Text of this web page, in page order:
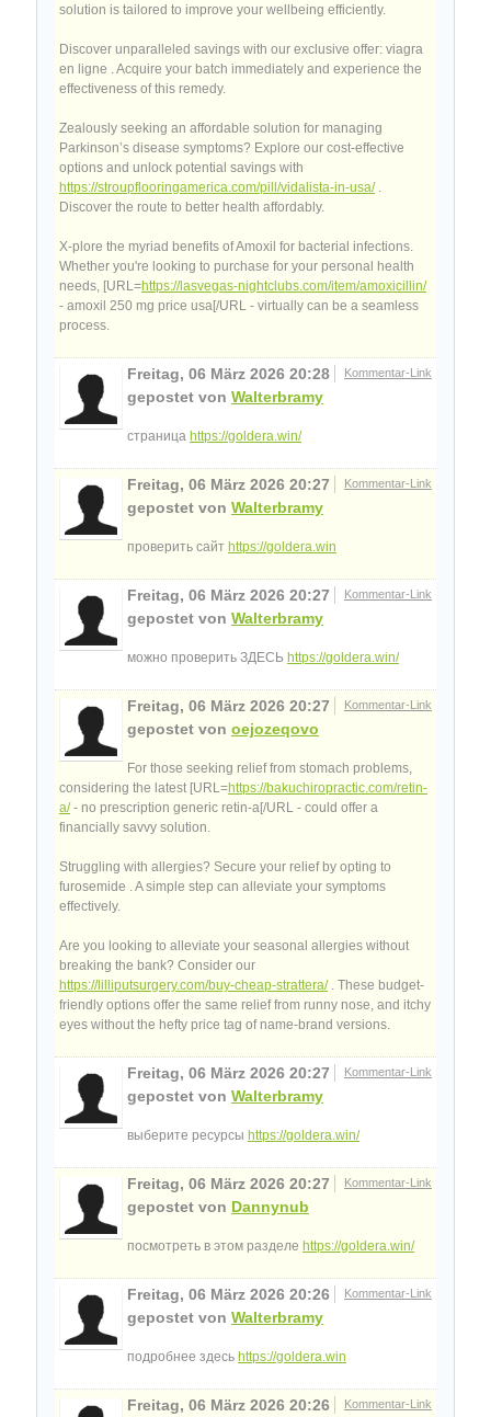
solution is tailored to improve your wellbeing efficiently.
Discover unparalleled savings with our exclusive offer: viagra
en ligne . Acquire your batch immediately and experience the
effectiveness of this remedy.
Zealously seeking an affordable solution for managing
Parkinson’s disease symptoms? Explore our cost-effective
options and unlock potential savings with
https://stroupflooringamerica.com/pill/vidalista-in-usa/.
Discover the route to better health affordably.
X-plore the myriad benefits of Amoxil for bacterial infections.
Whether you're looking to purchase for your personal health
needs, [URL=https://lasvegas-nightclubs.com/item/amoxicillin/
- amoxil 250 mg price usa[/URL - virtually can be a seamless
process.
Kommentar-Link
Freitag, 06 März 2026 20:28
gepostet von Walterbramy
страница https://goldera.win/
Kommentar-Link
Freitag, 06 März 2026 20:27
gepostet von Walterbramy
проверить сайт https://goldera.win
Kommentar-Link
Freitag, 06 März 2026 20:27
gepostet von Walterbramy
можно проверить ЗДЕСЬ https://goldera.win/
Kommentar-Link
Freitag, 06 März 2026 20:27
gepostet von oejozeqovo
For those seeking relief from stomach problems,
considering the latest [URL=https://bakuchiropractic.com/retin-
a/- no prescription generic retin-a[/URL - could offer a
financially savvy solution.
Struggling with allergies? Secure your relief by opting to
furosemide . A simple step can alleviate your symptoms
effectively.
Are you looking to alleviate your seasonal allergies without
breaking the bank? Consider our
https://lilliputsurgery.com/buy-cheap-strattera/. These budget-
friendly options offer the same relief from runny nose, and itchy
eyes without the hefty price tag of name-brand versions.
Kommentar-Link
Freitag, 06 März 2026 20:27
gepostet von Walterbramy
выберите ресурсы https://goldera.win/
Kommentar-Link
Freitag, 06 März 2026 20:27
gepostet von Dannynub
посмотреть в этом разделе https://goldera.win/
Kommentar-Link
Freitag, 06 März 2026 20:26
gepostet von Walterbramy
подробнее здесь https://goldera.win
Kommentar-Link
Freitag, 06 März 2026 20:26